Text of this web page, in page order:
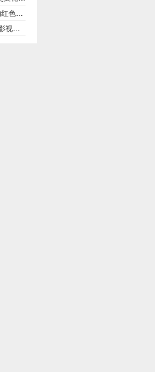
#闪光旅行家第二季# 踏入蓝田县的红色葛牌景区，仿佛穿越回那段焰火连
葡萄京娱乐网站娱乐网是不少中国影视剧集的取景地-葡萄京娱乐场(中国)官方网站-登